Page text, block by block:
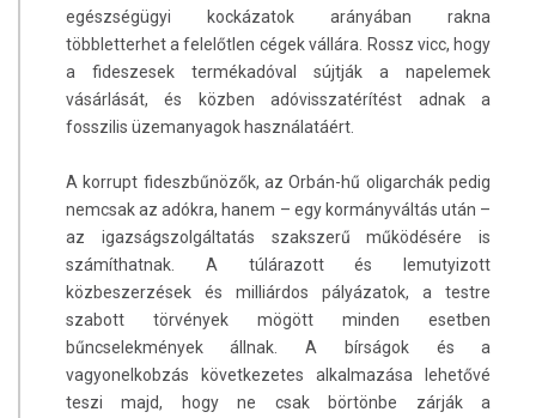
egészségügyi kockázatok arányában rakna
többletterhet a felelőtlen cégek vállára. Rossz vicc, hogy
a fideszesek termékadóval sújtják a napelemek
vásárlását, és közben adóvisszatérítést adnak a
fosszilis üzemanyagok használatáért.
A korrupt fideszbűnözők, az Orbán-hű oligarchák pedig
nemcsak az adókra, hanem – egy kormányváltás után –
az igazságszolgáltatás szakszerű működésére is
számíthatnak. A túlárazott és lemutyizott
közbeszerzések és milliárdos pályázatok, a testre
szabott törvények mögött minden esetben
bűncselekmények állnak. A bírságok és a
vagyonelkobzás következetes alkalmazása lehetővé
teszi majd, hogy ne csak börtönbe zárják a